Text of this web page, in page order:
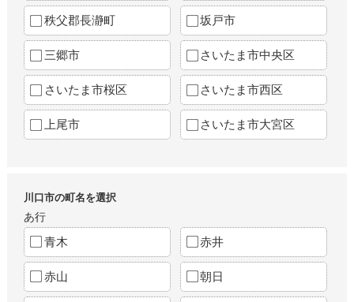
秩父郡長瀞町 坂戸市
三郷市 さいたま市中央区
さいたま市桜区 さいたま市西区
上尾市 さいたま市大宮区
川口市の町名を選択
あ行
青木 赤井
赤山 朝日